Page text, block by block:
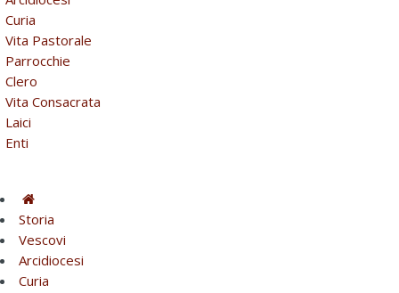
Curia
Vita Pastorale
Parrocchie
Clero
Vita Consacrata
Laici
Enti
Storia
Vescovi
Arcidiocesi
Curia